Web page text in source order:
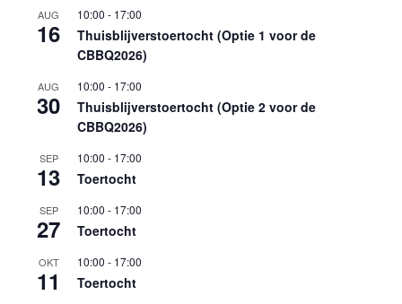
AUG
16
10:00 - 17:00
Thuisblijverstoertocht (Optie 1 voor de
CBBQ2026)
AUG
30
10:00 - 17:00
Thuisblijverstoertocht (Optie 2 voor de
CBBQ2026)
SEP
13
10:00 - 17:00
Toertocht
SEP
27
10:00 - 17:00
Toertocht
OKT
11
10:00 - 17:00
Toertocht